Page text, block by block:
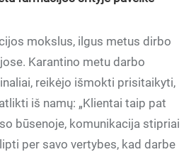
mokslus, ilgus metus dirbo
Karantino metu darbo
reikėjo išmokti prisitaikyti,
iš namų: „Klientai taip pat
būsenoje, komunikacija stipriai
per savo vertybes, kad darbe